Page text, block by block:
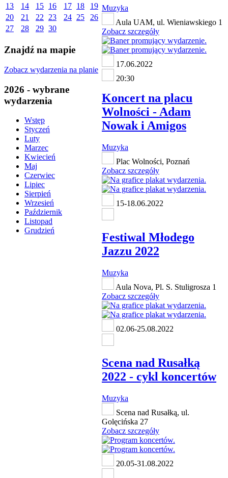
13
14 15 16 17 18
19
20
21 22 23 24 25
26
27
28 29 30
Znajdź na mapie
Zobacz wydarzenia na planie
2026 - wybrane
wydarzenia
Wstęp
Styczeń
Luty
Marzec
Kwiecień
Maj
Czerwiec
Lipiec
Sierpień
Wrzesień
Październik
Listopad
Grudzień
Muzyka
Aula UAM, ul. Wieniawskiego 1
Zobacz szczegóły
17.06.2022
20:30
Koncert na placu
Wolności - Adam
Nowak i Amigos
Muzyka
Plac Wolności, Poznań
Zobacz szczegóły
15-18.06.2022
Festiwal Młodego
Jazzu 2022
Muzyka
Aula Nova, Pl. S. Stuligrosza 1
Zobacz szczegóły
02.06-25.08.2022
Scena nad Rusałką
2022 - cykl koncertów
Muzyka
Scena nad Rusałką, ul.
Golęcińska 27
Zobacz szczegóły
20.05-31.08.2022